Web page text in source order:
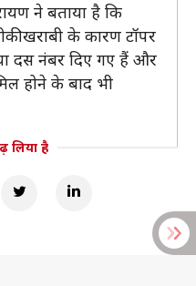
ने बताया है कि
खराबी के कारण टॉपर
दस नंबर दिए गए हैं और
होने के बाद भी
लिया है